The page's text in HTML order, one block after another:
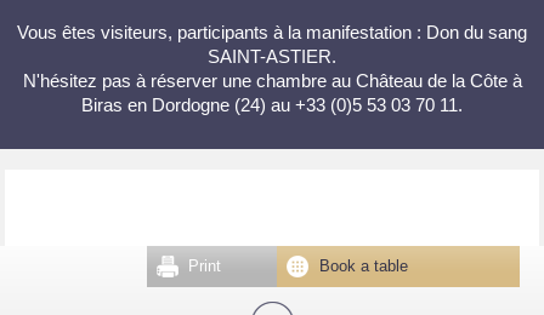
Vous êtes visiteurs, participants à la manifestation : Don du sang
SAINT-ASTIER.
N'hésitez pas à réserver une chambre au Château de la Côte à
Biras en Dordogne (24) au +33 (0)5 53 03 70 11.
Book a table
Print